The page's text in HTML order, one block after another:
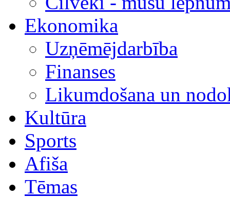
Ekonomika
Uzņēmējdarbība
Finanses
Likumdošana un
Kultūra
Sports
Afiša
Tēmas